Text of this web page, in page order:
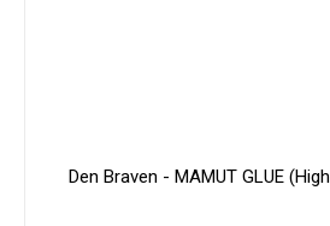
Den Braven - MAMUT GLUE